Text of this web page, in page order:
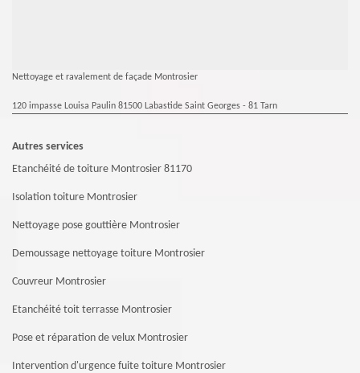
Nettoyage et ravalement de façade Montrosier
120 impasse Louisa Paulin 81500 Labastide Saint Georges - 81 Tarn
Autres services
Etanchéité de toiture Montrosier 81170
Isolation toiture Montrosier
Nettoyage pose gouttière Montrosier
Demoussage nettoyage toiture Montrosier
Couvreur Montrosier
Etanchéité toit terrasse Montrosier
Pose et réparation de velux Montrosier
Intervention d'urgence fuite toiture Montrosier